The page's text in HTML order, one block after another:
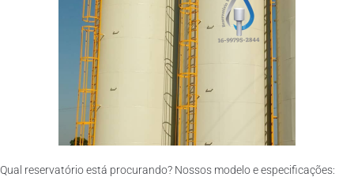
Qual reservatório está procurando? Nossos modelo e especificações: